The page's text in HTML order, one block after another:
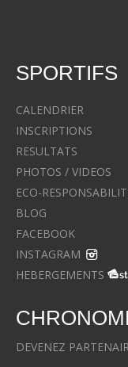
SPORTIFS
CALENDRIER
INSCRIPTIONS
RESULTATS
PHOTOS / VIDEOS
ECO-
BLOG
FACEBOOK
INSTAGRAM
HEBERGEMENTS
DEVENEZ